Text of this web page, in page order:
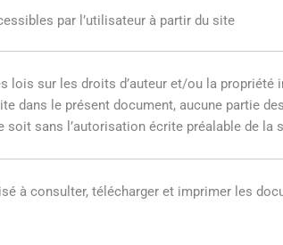
par l’utilisateur à partir du site
sur les droits d’auteur et/ou la
dans le présent document, aucune partie
sans l’autorisation écrite préalable de la
à consulter, télécharger et imprimer les